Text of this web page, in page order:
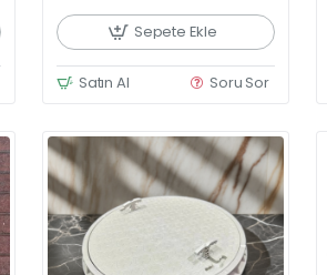
Sepete Ekle
Satın Al Soru Sor